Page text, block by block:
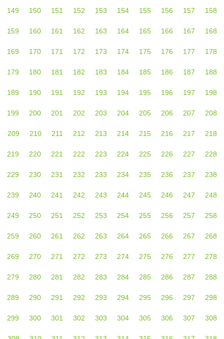
149 150 151 152 153 154 155 156 157 158
159 160 161 162 163 164 165 166 167 168
169 170 171 172 173 174 175 176 177 178
179 180 181 182 183 184 185 186 187 188
189 190 191 192 193 194 195 196 197 198
199 200 201 202 203 204 205 206 207 208
209 210 211 212 213 214 215 216 217 218
219 220 221 222 223 224 225 226 227 228
229 230 231 232 233 234 235 236 237 238
239 240 241 242 243 244 245 246 247 248
249 250 251 252 253 254 255 256 257 258
259 260 261 262 263 264 265 266 267 268
269 270 271 272 273 274 275 276 277 278
279 280 281 282 283 284 285 286 287 288
289 290 291 292 293 294 295 296 297 298
299 300 301 302 303 304 305 306 307 308